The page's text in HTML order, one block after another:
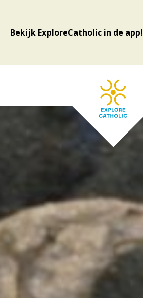
Bekijk ExploreCatholic in de app!